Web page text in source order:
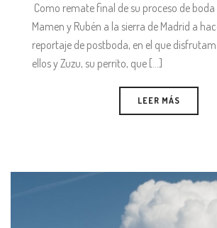
Como remate final de su proceso de
Mamen y Rubén a la sierra de Madrid a
reportaje de postboda, en el que
ellos y Zuzu, su perrito, que [...]
LEER MÁS